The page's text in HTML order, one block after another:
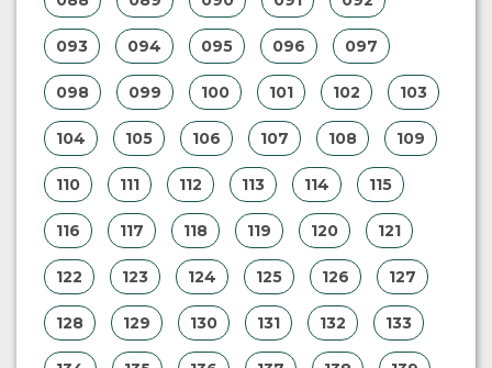
093 094 095 096 097
098 099 100 101 102 103
104 105 106 107 108 109
110 111 112 113 114 115
116 117 118 119 120 121
122 123 124 125 126 127
128 129 130 131 132 133